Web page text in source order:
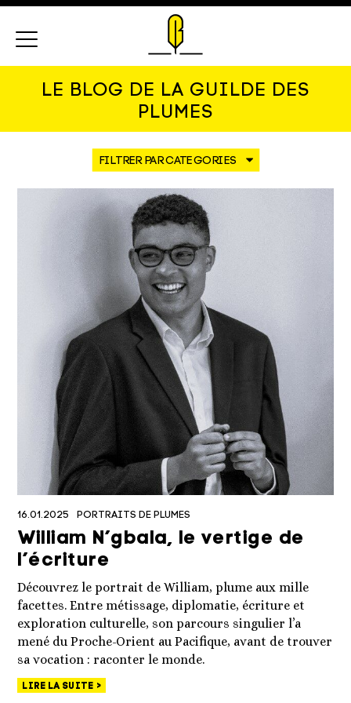
LE BLOG DE LA GUILDE DES
PLUMES
16.01.2025 PORTRAITS DE PLUMES
William N’gbala, le vertige de
l’écriture
Découvrez le portrait de William, plume aux mille
facettes. Entre métissage, diplomatie, écriture et
exploration culturelle, son parcours singulier l’a
mené du Proche-Orient au Pacifique, avant de trouver
sa vocation : raconter le monde.
LIRE LA SUITE